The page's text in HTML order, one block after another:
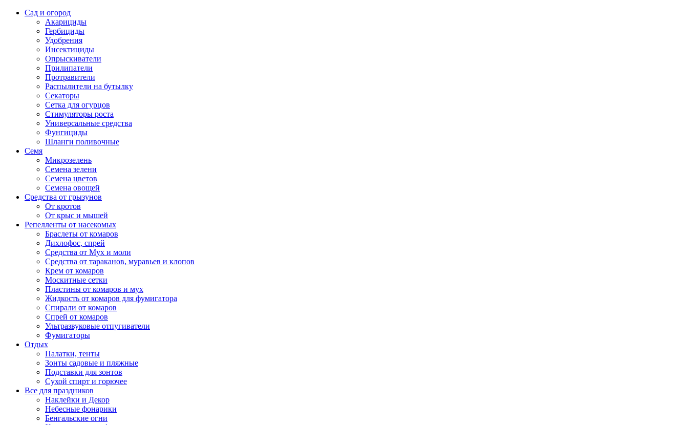
Сад и огород
Акарициды
Гербициды
Удобрения
Инсектициды
Опрыскиватели
Прилипатели
Протравители
Распылители на бутылку
Секаторы
Сетка для огурцов
Стимуляторы роста
Универсальные средства
Фунгициды
Шланги поливочные
Семя
Микрозелень
Семена зелени
Семена цветов
Семена овощей
Средства от грызунов
От кротов
От крыс и мышей
Репелленты от насекомых
Браслеты от комаров
Дихлофос, спрей
Средства от Мух и моли
Средства от тараканов, муравьев и клопов
Крем от комаров
Москитные сетки
Пластины от комаров и мух
Жидкость от комаров для фумигатора
Спирали от комаров
Спрей от комаров
Ультразвуковые отпугиватели
Фумигаторы
Отдых
Палатки, тенты
Зонты садовые и пляжные
Подставки для зонтов
Сухой спирт и горючее
Все для праздников
Наклейки и Декор
Небесные фонарики
Бенгальские огни